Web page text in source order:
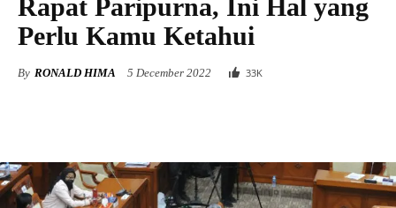
Rapat Paripurna, Ini Hal yang
Perlu Kamu Ketahui
By RONALD HIMA 5 December 2022 33K